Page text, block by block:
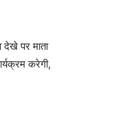
पर माता
करेगी,